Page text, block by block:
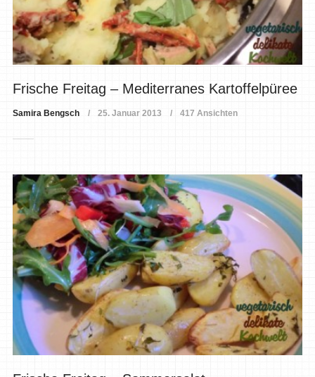
Frische Freitag – Mediterranes Kartoffelpüree
Samira Bengsch 25. Januar 2013 417 Ansichten